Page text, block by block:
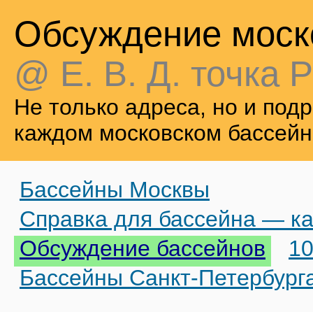
Обсуждение
@ Е. В. Д. точка
Не только адреса, но и
каждом московском
Бассейны Москвы
Справка для бассейна —
Обсуждение бассейнов
Бассейны Санкт-